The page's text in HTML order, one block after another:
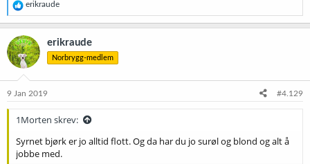
R
e
a
k
s
j
o
e
erikraude
erikraude
Norbrygg-medlem
9 Jan 2019 #4.129
1Morten skrev:
Syrnet bjørk er jo alltid flott. Og da har du jo surøl og blond og alt å
jobbe med.